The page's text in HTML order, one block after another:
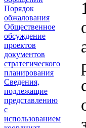
Порядок
обжалования
Общественное
обсуждение
проектов
документов
стратегического
планирования
Сведения,
подлежащие
представлению
с
использованием